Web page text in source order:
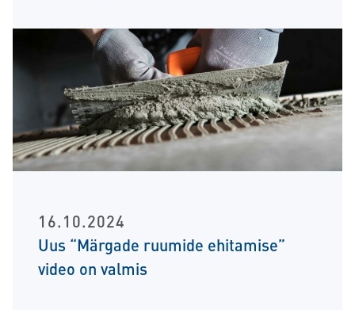
16.10.2024
Uus “Märgade ruumide ehitamise”
video on valmis